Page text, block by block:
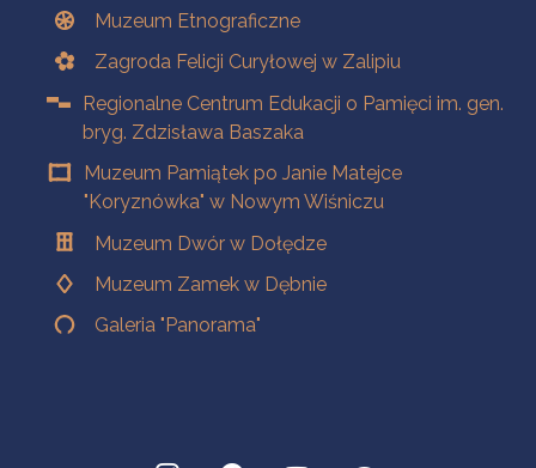
Muzeum Etnograficzne
Zagroda Felicji Curyłowej w Zalipiu
Regionalne Centrum Edukacji o Pamięci im. gen.
bryg. Zdzisława Baszaka
Muzeum Pamiątek po Janie Matejce
"Koryznówka" w Nowym Wiśniczu
Muzeum Dwór w Dołędze
Muzeum Zamek w Dębnie
Galeria "Panorama"